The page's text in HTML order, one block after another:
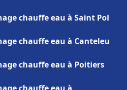
chauffe eau à Saint Pol
chauffe eau à Canteleu
chauffe eau à Poitiers